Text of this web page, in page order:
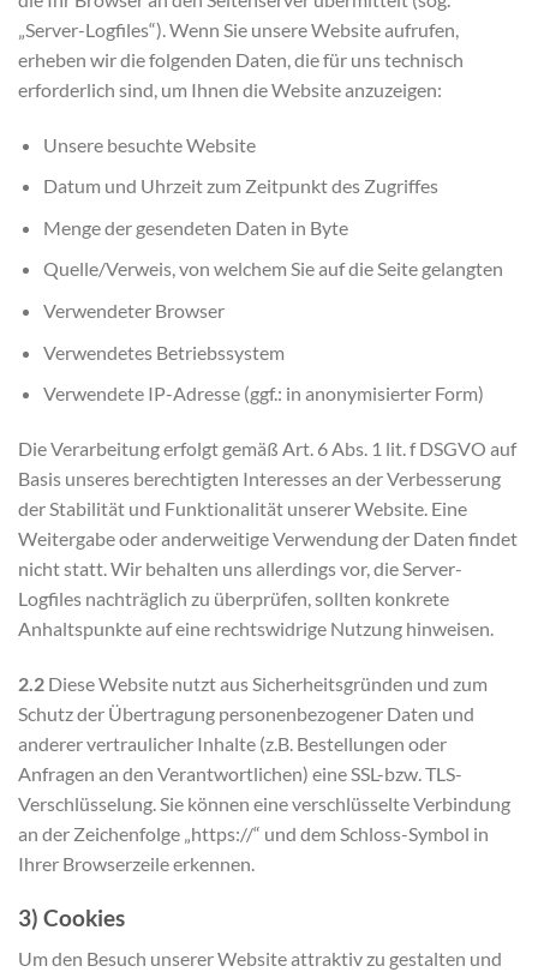
„Server-Logfiles“). Wenn Sie unsere Website aufrufen,
erheben wir die folgenden Daten, die für uns technisch
erforderlich sind, um Ihnen die Website anzuzeigen:
Unsere besuchte Website
Datum und Uhrzeit zum Zeitpunkt des Zugriffes
Menge der gesendeten Daten in Byte
Quelle/Verweis, von welchem Sie auf die Seite gelangten
Verwendeter Browser
Verwendetes Betriebssystem
Verwendete IP-Adresse (ggf.: in anonymisierter Form)
Die Verarbeitung erfolgt gemäß Art. 6 Abs. 1 lit. f DSGVO auf
Basis unseres berechtigten Interesses an der Verbesserung
der Stabilität und Funktionalität unserer Website. Eine
Weitergabe oder anderweitige Verwendung der Daten findet
nicht statt. Wir behalten uns allerdings vor, die Server-
Logfiles nachträglich zu überprüfen, sollten konkrete
Anhaltspunkte auf eine rechtswidrige Nutzung hinweisen.
2.2 Diese Website nutzt aus Sicherheitsgründen und zum
Schutz der Übertragung personenbezogener Daten und
anderer vertraulicher Inhalte (z.B. Bestellungen oder
Anfragen an den Verantwortlichen) eine SSL-bzw. TLS-
Verschlüsselung. Sie können eine verschlüsselte Verbindung
an der Zeichenfolge „https://“ und dem Schloss-Symbol in
Ihrer Browserzeile erkennen.
3) Cookies
Um den Besuch unserer Website attraktiv zu gestalten und